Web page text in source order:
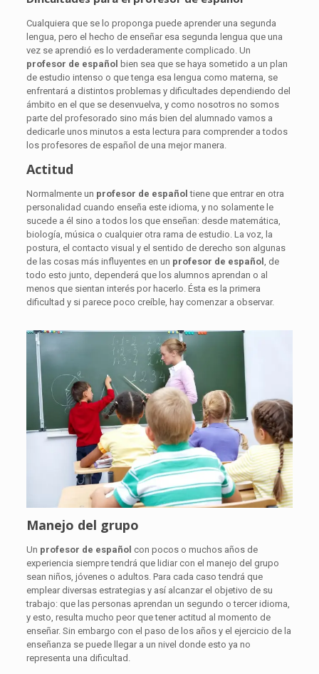
Cualquiera que se lo proponga puede aprender una segunda
lengua, pero el hecho de enseñar esa segunda lengua que una
vez se aprendió es lo verdaderamente complicado. Un
profesor de español bien sea que se haya sometido a un plan
de estudio intenso o que tenga esa lengua como materna, se
enfrentará a distintos problemas y dificultades dependiendo del
ámbito en el que se desenvuelva, y como nosotros no somos
parte del profesorado sino más bien del alumnado vamos a
dedicarle unos minutos a esta lectura para comprender a todos
los profesores de español de una mejor manera.
Actitud
Normalmente un profesor de español tiene que entrar en otra
personalidad cuando enseña este idioma, y no solamente le
sucede a él sino a todos los que enseñan: desde matemática,
biología, música o cualquier otra rama de estudio. La voz, la
postura, el contacto visual y el sentido de derecho son algunas
de las cosas más influyentes en un profesor de español, de
todo esto junto, dependerá que los alumnos aprendan o al
menos que sientan interés por hacerlo. Ésta es la primera
dificultad y si parece poco creíble, hay comenzar a observar.
Manejo del grupo
Un profesor de españolcon pocos o muchos años de
experiencia siempre tendrá que lidiar con el manejo del grupo
sean niños, jóvenes o adultos. Para cada caso tendrá que
emplear diversas estrategias y así alcanzar el objetivo de su
trabajo: que las personas aprendan un segundo o tercer idioma,
y esto, resulta mucho peor que tener actitud al momento de
enseñar. Sin embargo con el paso de los años y el ejercicio de la
enseñanza se puede llegar a un nivel donde esto ya no
representa una dificultad.